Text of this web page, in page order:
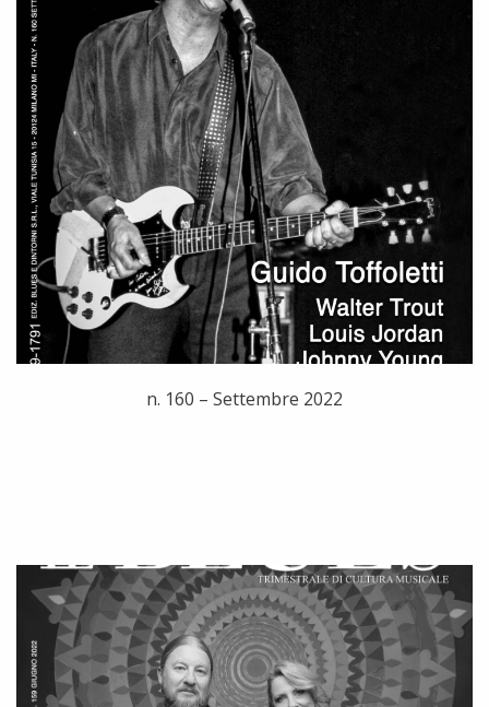
n. 160 – Settembre 2022